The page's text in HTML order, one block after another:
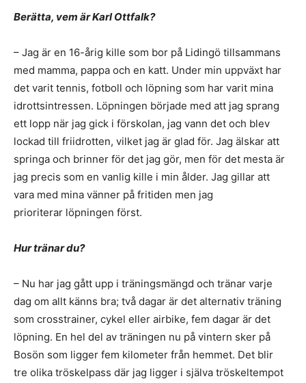
Berätta, vem är Karl Ottfalk?
– Jag är en 16-årig kille som bor på Lidingö tillsammans
med mamma, pappa och en katt. Under min uppväxt har
det varit tennis, fotboll och löpning som har varit mina
idrottsintressen. Löpningen började med att jag sprang
ett lopp när jag gick i förskolan, jag vann det och blev
lockad till friidrotten, vilket jag är glad för. Jag älskar att
springa och brinner för det jag gör, men för det mesta är
jag precis som en vanlig kille i min ålder. Jag gillar att
vara med mina vänner på fritiden men jag
prioriterar löpningen först.
Hur tränar du?
– Nu har jag gått upp i träningsmängd och tränar varje
dag om allt känns bra; två dagar är det alternativ träning
som crosstrainer, cykel eller airbike, fem dagar är det
löpning. En hel del av träningen nu på vintern sker på
Bosön som ligger fem kilometer från hemmet. Det blir
tre olika tröskelpass där jag ligger i själva tröskeltempot